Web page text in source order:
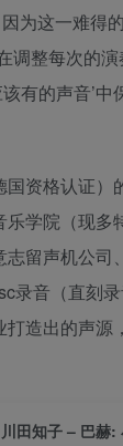
为这一难得
调整每次的
该有的声音’
资格认证
学院（现
留声机公
录音（直刻
造出的声
川田知子 – 巴赫